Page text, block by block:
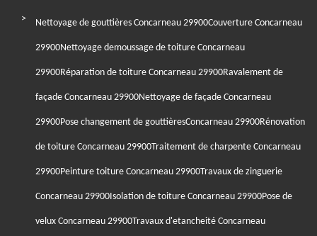
Nettoyage de gouttières Concarneau 29900Couverture Concarneau
29900Nettoyage demoussage de toiture Concarneau
29900Réparation de toiture Concarneau 29900Ravalement de
façade Concarneau 29900Nettoyage de façade Concarneau
29900Pose changement de gouttièresConcarneau 29900Rénovation
de toiture Concarneau 29900Traitement de charpente Concarneau
29900Peinture toiture Concarneau 29900Travaux de zinguerie
Concarneau 29900Isolation de toiture Concarneau 29900Pose de
velux Concarneau 29900Travaux d'etancheité Concarneau